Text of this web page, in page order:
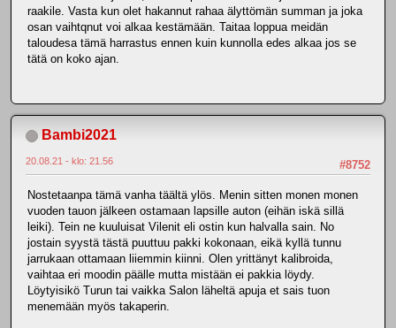
raakile. Vasta kun olet hakannut rahaa älyttömän summan ja joka
osan vaihtqnut voi alkaa kestämään. Taitaa loppua meidän
taloudesa tämä harrastus ennen kuin kunnolla edes alkaa jos se
tätä on koko ajan.
Bambi2021
#8752
20.08.21 - klo: 21.56
Nostetaanpa tämä vanha täältä ylös. Menin sitten monen monen
vuoden tauon jälkeen ostamaan lapsille auton (eihän iskä sillä
leiki). Tein ne kuuluisat Vilenit eli ostin kun halvalla sain. No
jostain syystä tästä puuttuu pakki kokonaan, eikä kyllä tunnu
jarrukaan ottamaan liiemmin kiinni. Olen yrittänyt kalibroida,
vaihtaa eri moodin päälle mutta mistään ei pakkia löydy.
Löytyisikö Turun tai vaikka Salon läheltä apuja et sais tuon
menemään myös takaperin.